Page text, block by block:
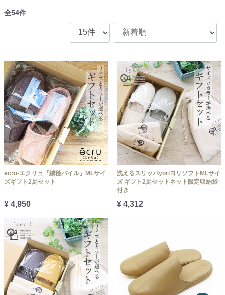
全54件
ecru-エクリュ『絨毯パイル』MLサイ
ズギフト2足セット
¥ 4,950
洗えるスリッパyoriヨリソフトMLサイ
ズ ギフト2足セットネット限定収納袋
付き
¥ 4,312